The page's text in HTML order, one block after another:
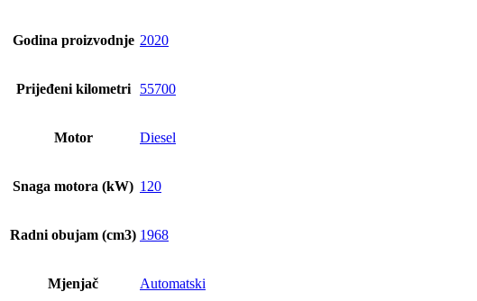
Godina proizvodnje 2020
Prijeđeni kilometri 55700
Motor Diesel
Snaga motora (kW) 120
Radni obujam (cm3) 1968
Mjenjač Automatski